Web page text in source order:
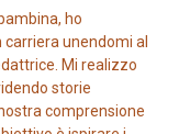
ho
unendomi al
Mi realizzo
storie
comprensione